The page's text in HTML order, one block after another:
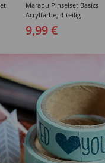
Marabu Pinselset Basics
Acrylfarbe, 4-teilig
9,99 €